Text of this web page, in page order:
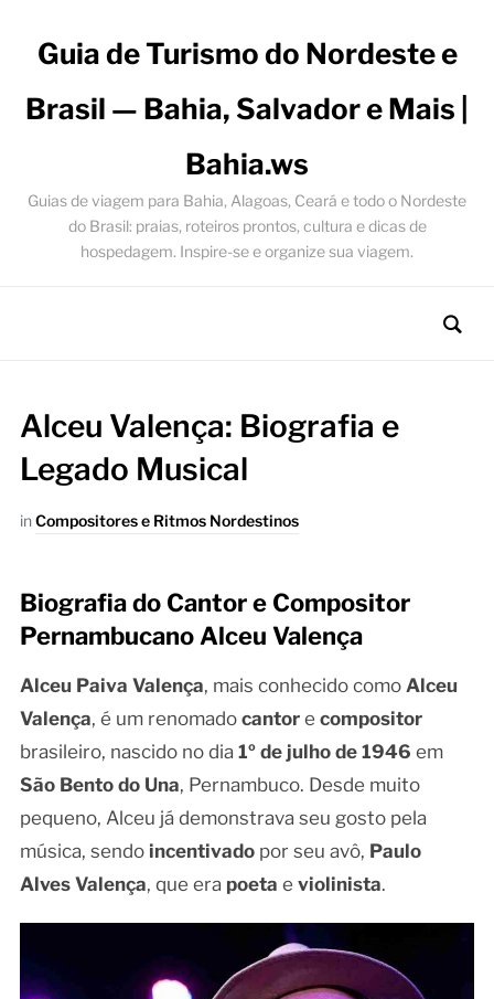
Guia de Turismo do Nordeste e
Brasil — Bahia, Salvador e Mais |
Bahia.ws
Guias de viagem para Bahia, Alagoas, Ceará e todo o Nordeste
do Brasil: praias, roteiros prontos, cultura e dicas de
hospedagem. Inspire-se e organize sua viagem.
Alceu Valença: Biografia e
Legado Musical
inCompositores e Ritmos Nordestinos
Biografia do Cantor e Compositor
Pernambucano Alceu Valença
Alceu Paiva Valença, mais conhecido como Alceu
Valença, é um renomado cantore compositor
brasileiro, nascido no dia 1º de julho de 1946 em
São Bento do Una, Pernambuco. Desde muito
pequeno, Alceu já demonstrava seu gosto pela
música, sendo incentivadopor seu avô, Paulo
Alves Valença, que era poeta e violinista.